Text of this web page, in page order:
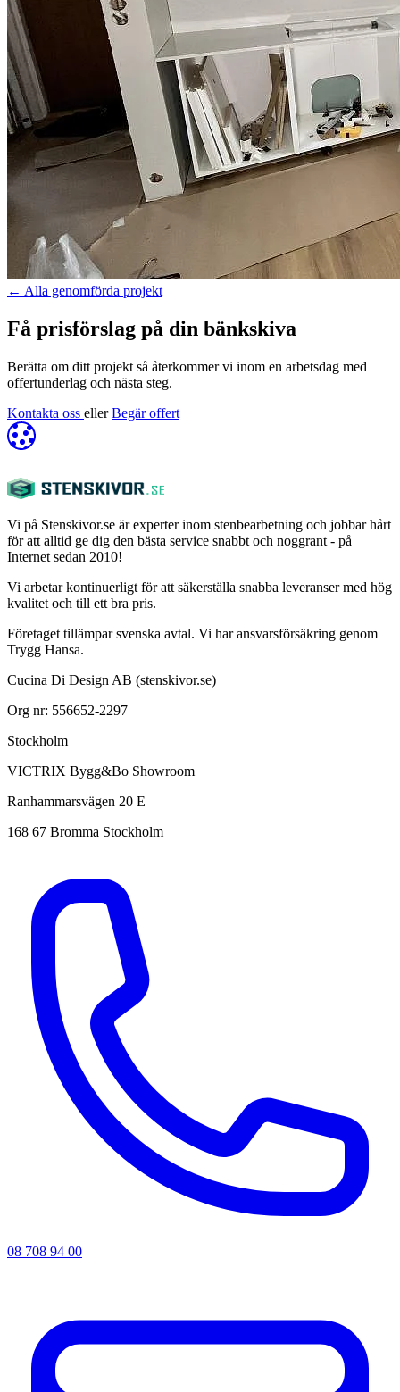
← Alla genomförda projekt
Få prisförslag på din bänkskiva
Berätta om ditt projekt så återkommer vi inom en arbetsdag med
offertunderlag och nästa steg.
Kontakta oss eller Begär offert
Vi på Stenskivor.se är experter inom stenbearbetning och jobbar hårt
för att alltid ge dig den bästa service snabbt och noggrant - på
Internet sedan 2010!
Vi arbetar kontinuerligt för att säkerställa snabba leveranser med hög
kvalitet och till ett bra pris.
Företaget tillämpar svenska avtal. Vi har ansvarsförsäkring genom
Trygg Hansa.
Cucina Di Design AB (stenskivor.se)
Org nr: 556652-2297
Stockholm
VICTRIX Bygg&Bo Showroom
Ranhammarsvägen 20 E
168 67 Bromma Stockholm
08 708 94 00